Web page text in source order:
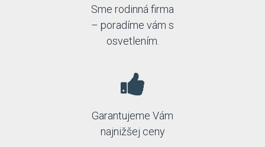
Sme rodinná firma
– poradíme vám s
osvetlením.
Garantujeme Vám
najnižšej ceny